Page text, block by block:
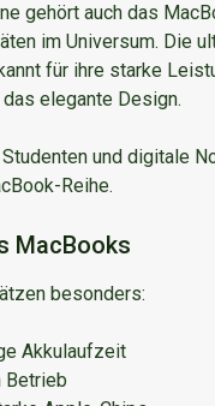
gehört auch das
im Universum. Die
für ihre starke
elegante Design.
und digitale
Reihe.
MacBooks
besonders:
Akkulaufzeit
Betrieb